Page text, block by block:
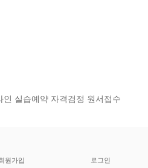
인 실습예약 자격검정 원서접수
원가입 로그인